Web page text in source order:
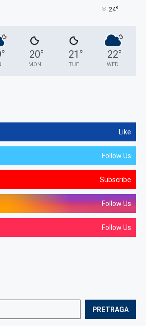
24°
° 20°
MON
21 °
TUE
22°
WED
Like
Follow Us
Subscribe
Follow Us
Follow Us
PRETRAGA